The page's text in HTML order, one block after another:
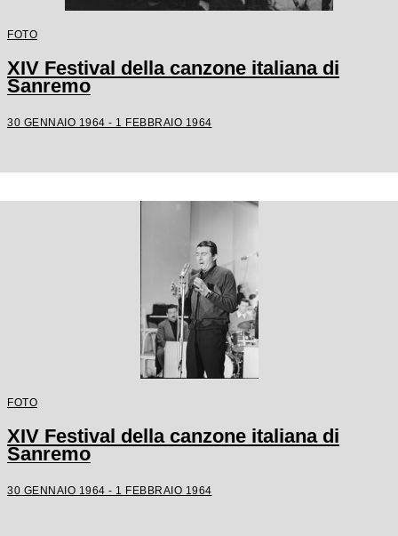
FOTO
XIV Festival della canzone italiana di
Sanremo
30 GENNAIO 1964 - 1 FEBBRAIO 1964
FOTO
XIV Festival della canzone italiana di
Sanremo
30 GENNAIO 1964 - 1 FEBBRAIO 1964